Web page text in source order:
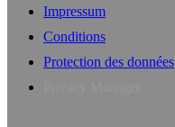
Impressum
Conditions
Protection des données